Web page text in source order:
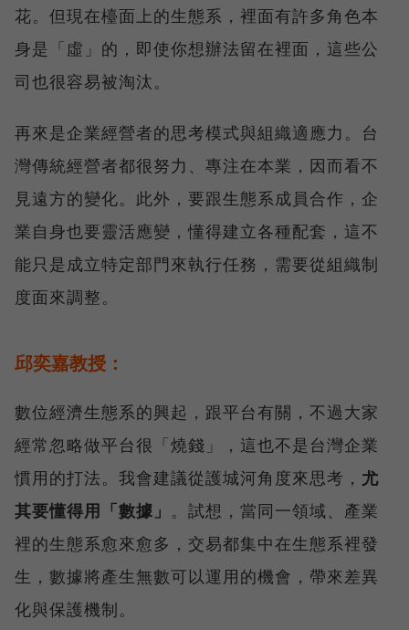
花。但現在檯面上的生態系，裡面有許多角色本
身是「虛」的，即使你想辦法留在裡面，這些公
司也很容易被淘汰。
再來是企業經營者的思考模式與組織適應力。台
灣傳統經營者都很努力、專注在本業，因而看不
見遠方的變化。此外，要跟生態系成員合作，企
業自身也要靈活應變，懂得建立各種配套，這不
能只是成立特定部門來執行任務，需要從組織制
度面來調整。
邱奕嘉教授：
數位經濟生態系的興起，跟平台有關，不過大家
經常忽略做平台很「燒錢」，這也不是台灣企業
慣用的打法。我會建議從護城河角度來思考， 尤
其要懂得用「數據」 。試想，當同一領域、產業
裡的生態系愈來愈多，交易都集中在生態系裡發
生，數據將產生無數可以運用的機會，帶來差異
化與保護機制。